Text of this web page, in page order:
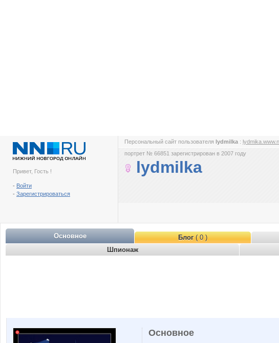
Привет, Гость !
- Войти
- Зарегистрироваться
Персональный сайт пользователя lydmilka :
портрет № 66851 зарегистрирован в 2007 году
lydmilka
Основное Блог( 0 )
Шпионаж
Основное